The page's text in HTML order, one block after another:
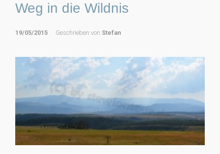
Weg in die Wildnis
19/05/2015 Geschrieben von Stefan